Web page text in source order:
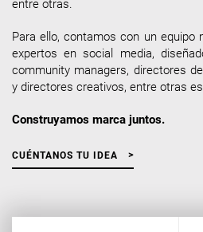
entre otras.
Para ello, contamos con un equipo
expertos en social media,
community managers, directores
y directores creativos, entre otras
Construyamos marca juntos.
CUÉNTANOS TU IDEA